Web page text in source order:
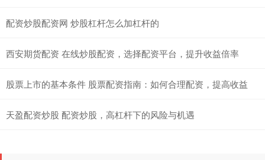
配资炒股配资网 炒股杠杆怎么加杠杆的
西安期货配资 在线炒股配资，选择配资平台，提升收益倍率
股票上市的基本条件 股票配资指南：如何合理配资，提高收益
天盈配资炒股 配资炒股，高杠杆下的风险与机遇